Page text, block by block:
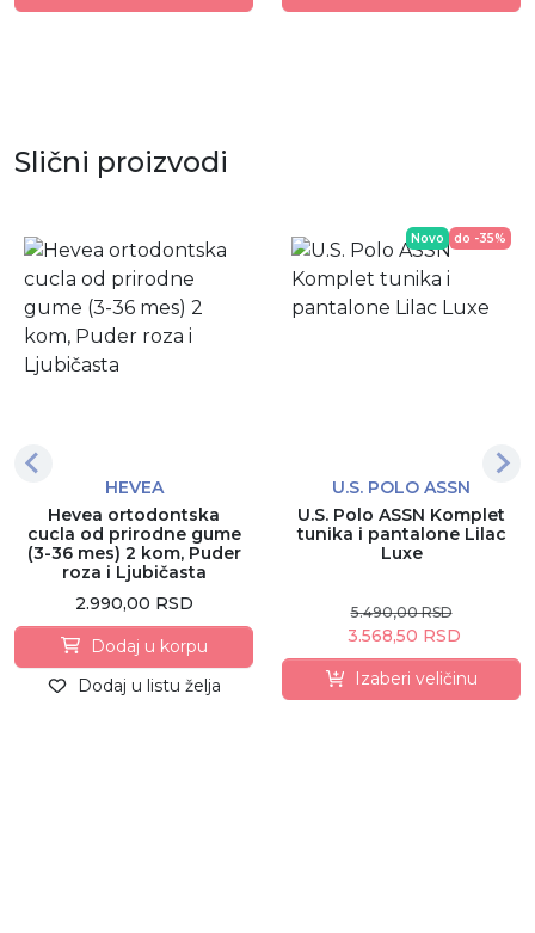
Slični proizvodi
HEVEA
Hevea ortodontska
cucla od prirodne gume
(3-36 mes) 2 kom, Puder
roza i Ljubičasta
2.990,00 RSD
Dodaj u korpu
Dodaj u listu želja
Novo do -35%
U.S. POLO ASSN
U.S. Polo ASSN Komplet
tunika i pantalone Lilac
Luxe
5.490,00 RSD
3.568,50 RSD
Izaberi veličinu